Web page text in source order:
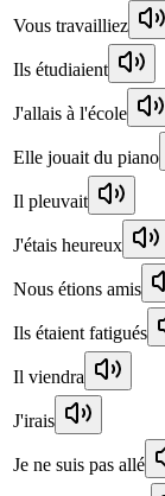
Vous travailliez
Ils étudiaient
J'allais à l'école
Elle jouait du piano
Il pleuvait
J'étais heureux
Nous étions amis
Ils étaient fatigués
Il viendra
J'irais
Je ne suis pas allé